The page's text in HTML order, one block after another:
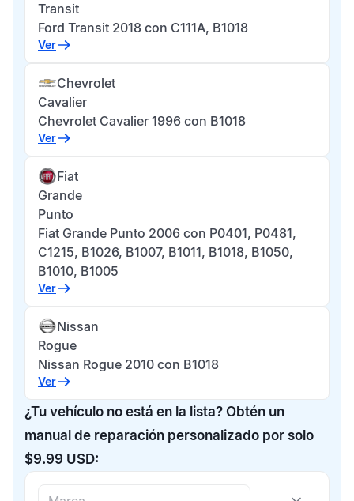
Transit
Ford Transit 2018 con C111A, B1018
Ver
Chevrolet
Cavalier
Chevrolet Cavalier 1996 con B1018
Ver
Fiat
Grande
Punto
Fiat Grande Punto 2006 con P0401, P0481,
C1215, B1026, B1007, B1011, B1018, B1050,
B1010, B1005
Ver
Nissan
Rogue
Nissan Rogue 2010 con B1018
Ver
¿Tu vehículo no está en la lista? Obtén un
manual de reparación personalizado por solo
$9.99 USD: